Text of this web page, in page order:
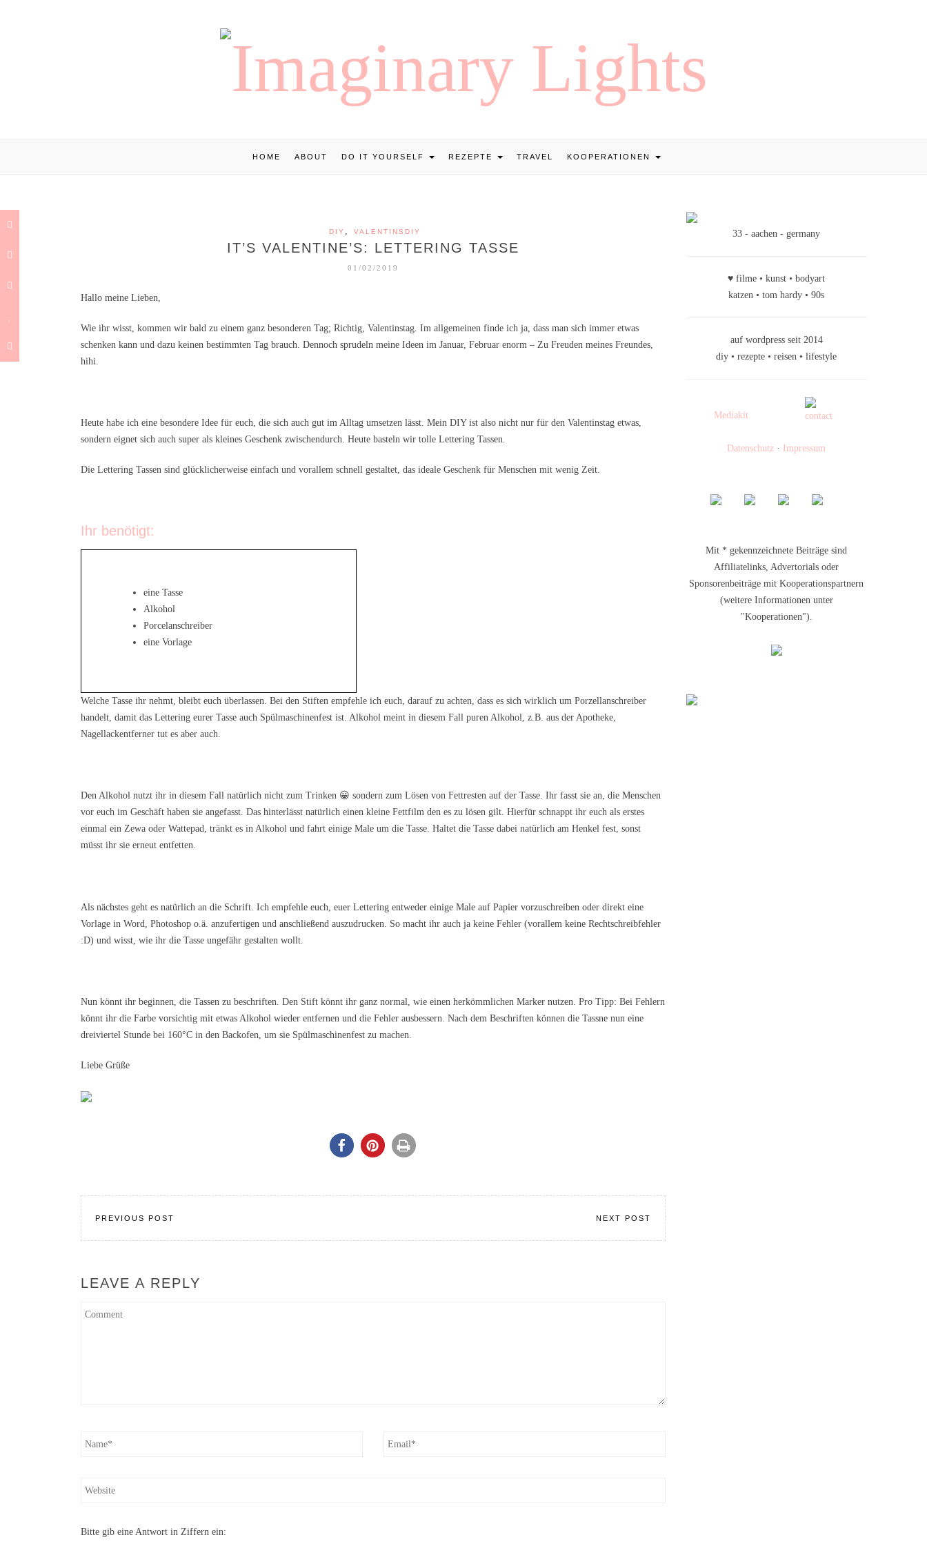
HOME ABOUT DO IT YOURSELF REZEPTE TRAVEL KOOPERATIONEN
DIY VALENTINSDIY
IT’S VALENTINE’S: LETTERING TASSE
01/02/2019
Hallo meine Lieben,
Wie ihr wisst, kommen wir bald zu einem ganz besonderen Tag; Richtig, Valentinstag. Im allgemeinen finde ich ja, dass man sich immer etwas
schenken kann und dazu keinen bestimmten Tag brauch. Dennoch sprudeln meine Ideen im Januar, Februar enorm – Zu Freuden meines Freundes,
hihi.
Heute habe ich eine besondere Idee für euch, die sich auch gut im Alltag umsetzen lässt. Mein DIY ist also nicht nur für den Valentinstag etwas,
sondern eignet sich auch super als kleines Geschenk zwischendurch. Heute basteln wir tolle Lettering Tassen.
Die Lettering Tassen sind glücklicherweise einfach und vorallem schnell gestaltet, das ideale Geschenk für Menschen mit wenig Zeit.
Ihr benötigt:
eine Tasse
Alkohol
Porcelanschreiber
eine Vorlage
Welche Tasse ihr nehmt, bleibt euch überlassen. Bei den Stiften empfehle ich euch, darauf zu achten, dass es sich wirklich um Porzellanschreiber
handelt, damit das Lettering eurer Tasse auch Spülmaschinenfest ist. Alkohol meint in diesem Fall puren Alkohol, z.B. aus der Apotheke,
Nagellackentferner tut es aber auch.
Den Alkohol nutzt ihr in diesem Fall natürlich nicht zum Trinken 😀 sondern zum Lösen von Fettresten auf der Tasse. Ihr fasst sie an, die Menschen
vor euch im Geschäft haben sie angefasst. Das hinterlässt natürlich einen kleine Fettfilm den es zu lösen gilt. Hierfür schnappt ihr euch als erstes
einmal ein Zewa oder Wattepad, tränkt es in Alkohol und fahrt einige Male um die Tasse. Haltet die Tasse dabei natürlich am Henkel fest, sonst
müsst ihr sie erneut entfetten.
Als nächstes geht es natürlich an die Schrift. Ich empfehle euch, euer Lettering entweder einige Male auf Papier vorzuschreiben oder direkt eine
Vorlage in Word, Photoshop o.ä. anzufertigen und anschließend auszudrucken. So macht ihr auch ja keine Fehler (vorallem keine Rechtschreibfehler
:D) und wisst, wie ihr die Tasse ungefähr gestalten wollt.
Nun könnt ihr beginnen, die Tassen zu beschriften. Den Stift könnt ihr ganz normal, wie einen herkömmlichen Marker nutzen. Pro Tipp: Bei Fehlern
könnt ihr die Farbe vorsichtig mit etwas Alkohol wieder entfernen und die Fehler ausbessern. Nach dem Beschriften können die Tassne nun eine
dreiviertel Stunde bei 160°C in den Backofen, um sie Spülmaschinenfest zu machen.
Liebe Grüße
PREVIOUS POST NEXT POST
LEAVE A REPLY
Bitte gib eine Antwort in Ziffern ein:
33 - aachen - germany
♥ filme • kunst • bodyart
katzen • tom hardy • 90s
auf wordpress seit 2014
diy • rezepte • reisen • lifestyle
Mediakit
Datenschutz · Impressum
Mit * gekennzeichnete Beiträge sind
Affiliatelinks, Advertorials oder
Sponsorenbeiträge mit Kooperationspartnern
(weitere Informationen unter
"Kooperationen").